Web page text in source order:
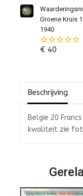
de
5
Groene Kruis
1940
0
€40
Beschrijving
Belgie 20
kwaliteit zie